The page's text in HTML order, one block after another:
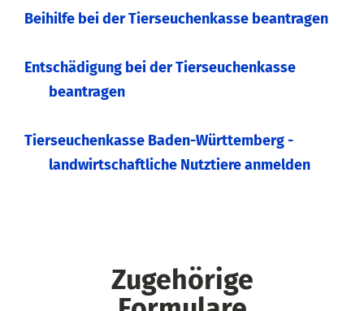
Beihilfe bei der Tierseuchenkasse beantragen
Entschädigung bei der Tierseuchenkasse
beantragen
Tierseuchenkasse Baden-Württemberg -
landwirtschaftliche Nutztiere anmelden
Zugehörige